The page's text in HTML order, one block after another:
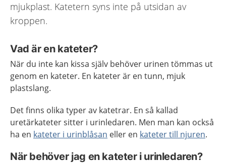
mjukplast. Katetern syns inte på utsidan av
kroppen.
Vad är en kateter?
När du inte kan kissa själv behöver urinen tömmas ut
genom en kateter. En kateter är en tunn, mjuk
plastslang.
Det finns olika typer av katetrar. En så kallad
uretärkateter sitter i urinledaren. Men man kan också
ha en kateter i urinblåsan eller en kateter till njuren.
När behöver jag en kateter i urinledaren?